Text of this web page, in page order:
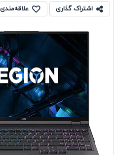
اشتراک گذاری علاقه‌مندی